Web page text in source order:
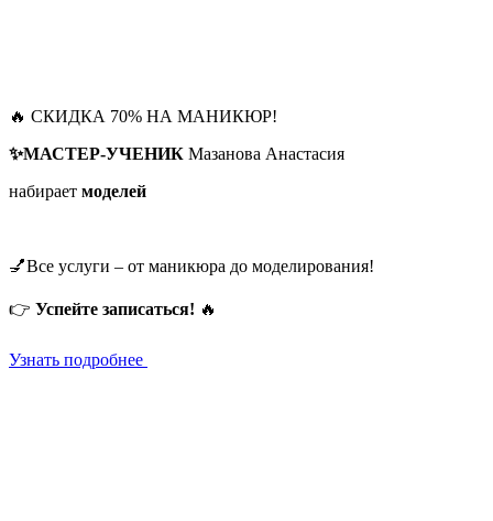
🔥 СКИДКА 70% НА МАНИКЮР!
✨МАСТЕР-УЧЕНИК Мазанова Анастасия
набирает моделей
💅Все услуги – от маникюра до моделирования!
👉 Успейте записаться! 🔥
Узнать подробнее